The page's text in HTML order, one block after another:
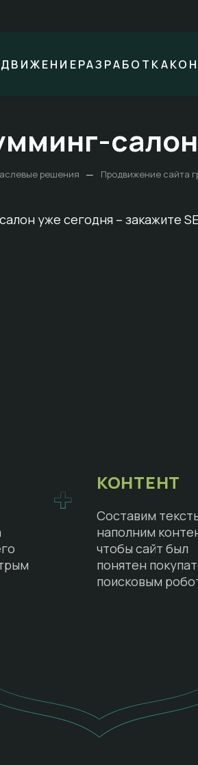
РАЗРАБОТКА
решения — Продвижение сайта
уже сегодня – закажите
КОНТЕНТ
Составим
наполним
чтобы сайт был
понятен
поисковым